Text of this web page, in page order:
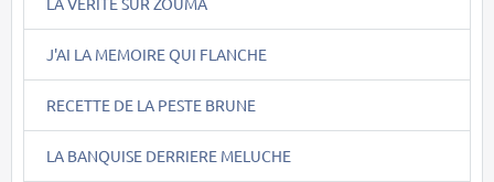
J'AI LA MEMOIRE QUI FLANCHE
RECETTE DE LA PESTE BRUNE
LA BANQUISE DERRIERE MELUCHE